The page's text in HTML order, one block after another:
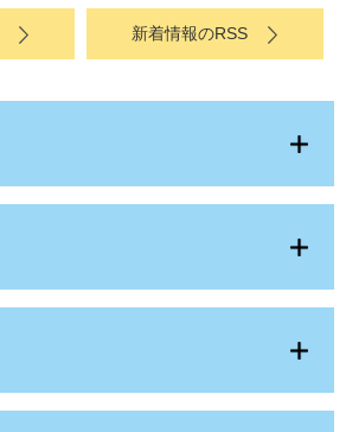
新着情報のRSS